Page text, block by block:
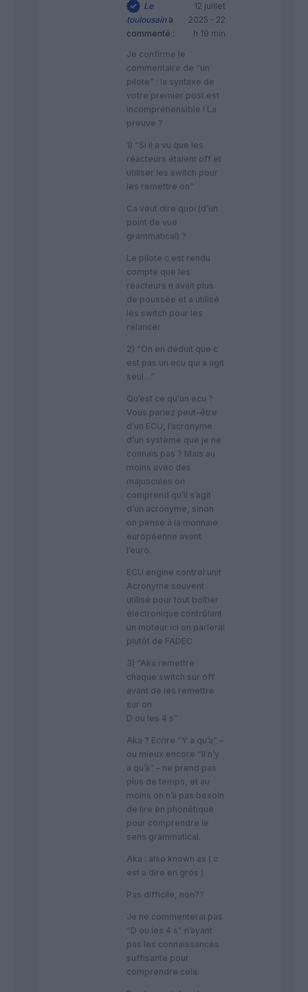
Le
toulousaina
commenté :
12 juillet
2025 - 22
h 19 min
Je confirme le
commentaire de “un
pilote” : la syntaxe de
votre premier post est
incompréhensible ! La
preuve ?
1) “Si il a vu que les
réacteurs étaient off et
utiliser les switch pour
les remettre on”
Ca veut dire quoi (d’un
point de vue
grammatical) ?
Le pilote c est rendu
compte que les
réacteurs n avait plus
de poussée et a utilisé
les switch pour les
relancer
2) “On en déduit que c
est pas un ecu qui a agit
seul…”
Qu’est ce qu’un ecu ?
Vous parlez peut-être
d’un ECU, l’acronyme
d’un système que je ne
connais pas ? Mais au
moins avec des
majuscules on
comprend qu’il s’agit
d’un acronyme, sinon
on pense à la monnaie
européenne avant
l’euro.
ECU engine control unit
Acronyme souvent
utilisé pour tout boîtier
électronique contrôlant
un moteur ici on parlerai
plutôt de FADEC
3) “Aka remettre
chaque switch sur off
avant de les remettre
sur on
D ou les 4 s”
Aka ? Ecrire “Y a qu’a” –
ou mieux encore “Il n’y
a qu’à” – ne prend pas
plus de temps, et au
moins on n’a pas besoin
de lire en phonétique
pour comprendre le
sens grammatical.
Aka : also known as ( c
est a dire en gros )
Pas difficile, non??
Je ne commenterai pas
“D ou les 4 s” n’ayant
pas les connaissances
suffisante pour
comprendre cela.